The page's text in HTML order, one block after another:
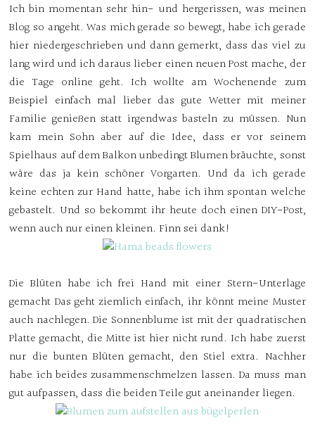
Ich bin momentan sehr hin- und hergerissen, was meinen
Blog so angeht. Was mich gerade so bewegt, habe ich gerade
hier niedergeschrieben und dann gemerkt, dass das viel zu
lang wird und ich daraus lieber einen neuen Post mache, der
die Tage online geht. Ich wollte am Wochenende zum
Beispiel einfach mal lieber das gute Wetter mit meiner
Familie genießen statt irgendwas basteln zu müssen. Nun
kam mein Sohn aber auf die Idee, dass er vor seinem
Spielhaus auf dem Balkon unbedingt Blumen bräuchte, sonst
wäre das ja kein schöner Vorgarten. Und da ich gerade
keine echten zur Hand hatte, habe ich ihm spontan welche
gebastelt. Und so bekommt ihr heute doch einen DIY-Post,
wenn auch nur einen kleinen. Finn sei dank!
Die Blüten habe ich frei Hand mit einer Stern-Unterlage
gemacht Das geht ziemlich einfach, ihr könnt meine Muster
auch nachlegen. Die Sonnenblume ist mit der quadratischen
Platte gemacht, die Mitte ist hier nicht rund. Ich habe zuerst
nur die bunten Blüten gemacht, den Stiel extra. Nachher
habe ich beides zusammenschmelzen lassen. Da muss man
gut aufpassen, dass die beiden Teile gut aneinander liegen.